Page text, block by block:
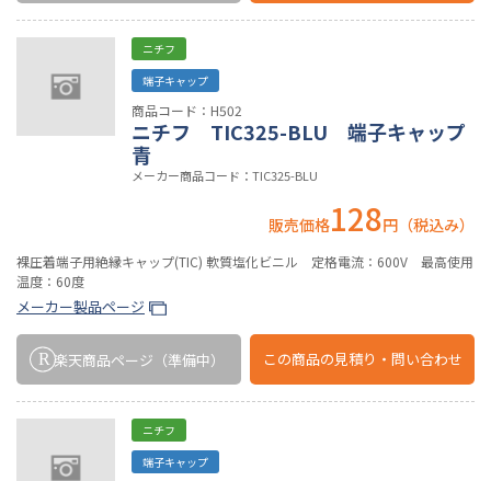
ニチフ
端子キャップ
商品コード：H502
ニチフ TIC325-BLU 端子キャップ
青
メーカー商品コード：TIC325-BLU
販売価格128円（税込み）
裸圧着端子用絶縁キャップ(TIC) 軟質塩化ビニル 定格電流：600V 最高使用
温度：60度
メーカー製品ページ
楽天商品ページ （準備中） この商品の見積り・問い合わせ
ニチフ
端子キャップ